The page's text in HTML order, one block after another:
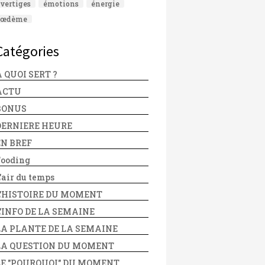
vertiges émotions
énergie
œdème
QUOI SERT ?
HEURE
BREF
du temps
DU MOMENT
DE LA SEMAINE
PLANTE DE LA SEMAINE
QUESTION DU MOMENT